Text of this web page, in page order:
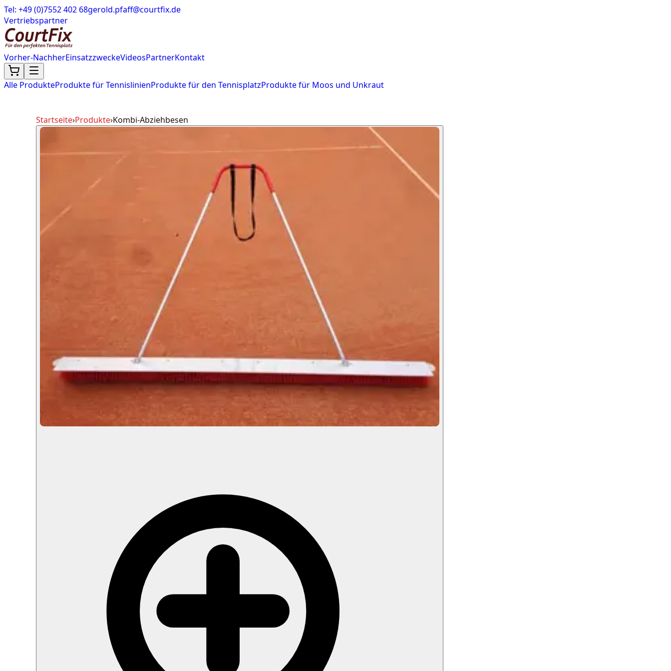
Tel: +49 (0)7552 402 68gerold.pfaff@courtfix.de
Vertriebspartner
Vorher-NachherEinsatzzweckeVideosPartnerKontakt
Alle ProdukteProdukte für TennislinienProdukte für den TennisplatzProdukte für Moos und Unkraut
Startseite›Produkte›Kombi-Abziehbesen